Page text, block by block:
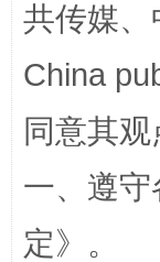
招工
共传媒
China
同意其
一、遵
定》。